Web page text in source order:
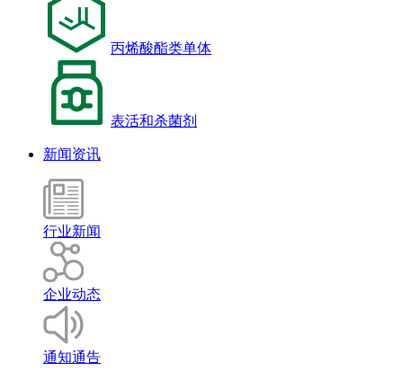
丙烯酸酯类单体
表活和杀菌剂
新闻资讯
行业新闻
企业动态
通知通告